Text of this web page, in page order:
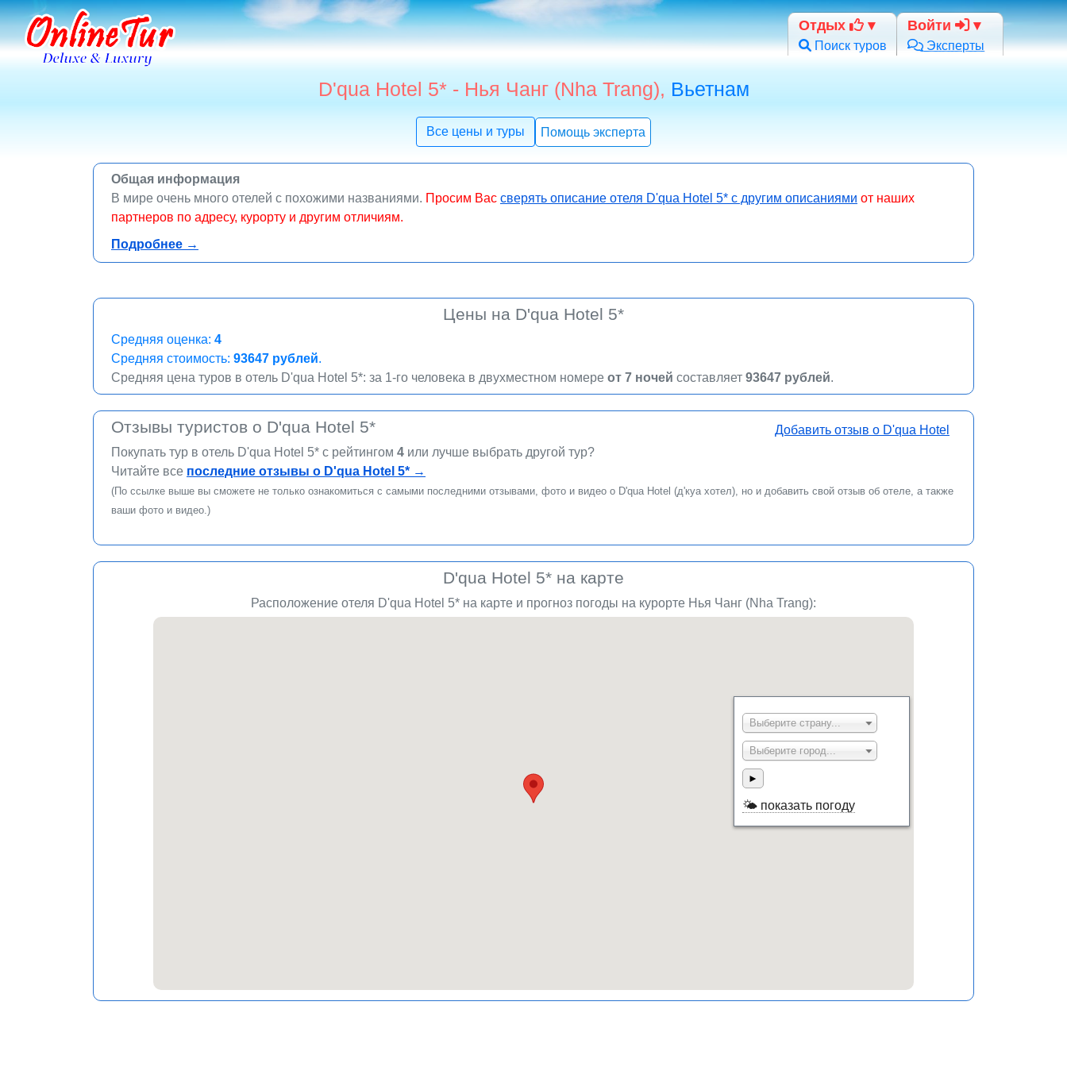
Отдых
Поиск туров
Войти
Эксперты
D'qua Hotel 5* - Нья Чанг (Nha Trang), Вьетнам
Все цены и туры Помощь эксперта
Общая информация
В мире очень много отелей с похожими названиями. Просим Вас сверять описание отеля D'qua Hotel 5* с другим описаниями от наших
партнеров по адресу, курорту и другим отличиям.
online
Подробнее →
Цены на D'qua Hotel 5*
Средняя оценка: 4
Средняя стоимость: 93647 рублей.
Средняя цена туров в отель D'qua Hotel 5*: за 1-го человека в двухместном номере от 7 ночей составляет 93647 рублей.
Добавить отзыв о D'qua Hotel
Отзывы туристов о D'qua Hotel 5*
Покупать тур в отель D'qua Hotel 5* c рейтингом 4 или лучше выбрать другой тур?
Читайте все последние отзывы о D'qua Hotel 5* →
(По ссылке выше вы сможете не только ознакомиться с самыми последними отзывами, фото и видео о D'qua Hotel (д'куа хотел), но и добавить свой отзыв об отеле, а также
ваши фото и видео.)
D'qua Hotel 5* на карте
Расположение отеля D'qua Hotel 5* на карте и прогноз погоды на курорте Нья Чанг (Nha Trang):